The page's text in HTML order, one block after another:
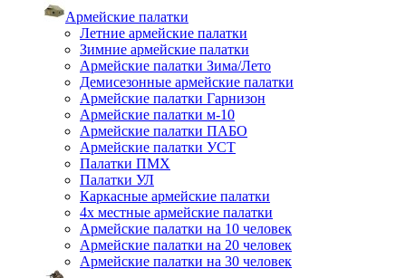
Армейские палатки
Летние армейские палатки
Зимние армейские палатки
Армейские палатки Зима/Лето
Демисезонные армейские палатки
Армейские палатки Гарнизон
Армейские палатки м-10
Армейские палатки ПАБО
Армейские палатки УСТ
Палатки ПМХ
Палатки УЛ
Каркасные армейские палатки
4х местные армейские палатки
Армейские палатки на 10 человек
Армейские палатки на 20 человек
Армейские палатки на 30 человек